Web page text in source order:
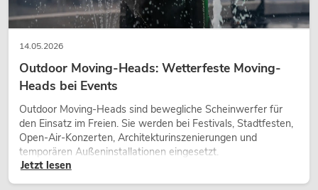
14.05.2026
Outdoor Moving-Heads: Wetterfeste Moving-
Heads bei Events
Outdoor Moving-Heads sind bewegliche Scheinwerfer für
den Einsatz im Freien. Sie werden bei Festivals, Stadtfesten,
Open-Air-Konzerten, Architekturinszenierungen und
temporären Außeninstallationen eingesetzt.
Jetzt lesen